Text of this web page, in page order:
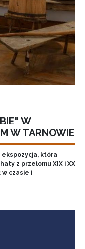
W
W TARNOWIE
ekspozycja, która
z przełomu XIX i XX
w czasie i